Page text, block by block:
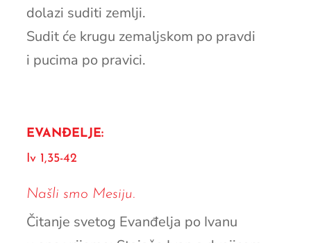
dolazi suditi zemlji.
Sudit će krugu zemaljskom po pravdi
i pucima po pravici.
EVANĐELJE:
Iv 1,35-42
Našli smo Mesiju.
Čitanje svetog Evanđelja po Ivanu